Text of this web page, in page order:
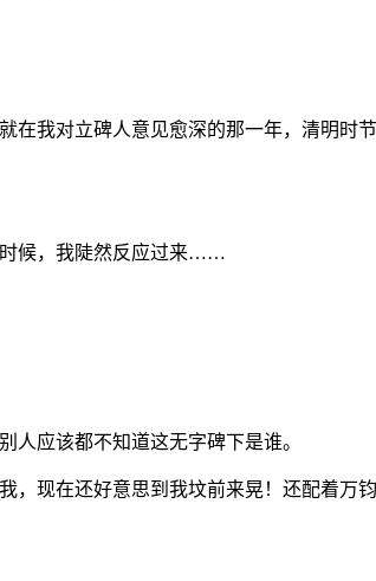
在我对立碑人意见愈深的那一年，清明时
时候，我陡然反应过来……
人应该都不知道这无字碑下是谁。
现在还好意思到我坟前来晃！还配着万钧